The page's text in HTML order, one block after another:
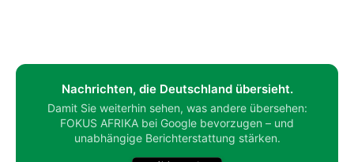
Nachrichten, die Deutschland übersieht.
Damit Sie weiterhin sehen, was andere übersehen:
FOKUS AFRIKA bei Google bevorzugen – und
unabhängige Berichterstattung stärken.